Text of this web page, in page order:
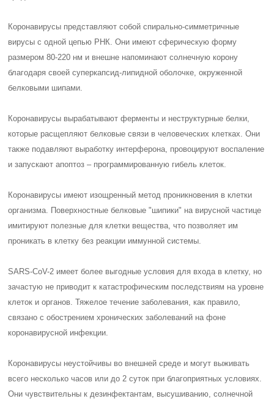
Коронавирусы представляют собой спирально-симметричные
вирусы с одной цепью РНК. Они имеют сферическую форму
размером 80-220 нм и внешне напоминают солнечную корону
благодаря своей суперкапсид-липидной оболочке, окруженной
белковыми шипами.
Коронавирусы вырабатывают ферменты и неструктурные белки,
которые расщепляют белковые связи в человеческих клетках. Они
также подавляют выработку интерферона, провоцируют воспаление
и запускают апоптоз – программированную гибель клеток.
Коронавирусы имеют изощренный метод проникновения в клетки
организма. Поверхностные белковые "шипики" на вирусной частице
имитируют полезные для клетки вещества, что позволяет им
проникать в клетку без реакции иммунной системы.
SARS-CoV-2 имеет более выгодные условия для входа в клетку, но
зачастую не приводит к катастрофическим последствиям на уровне
клеток и органов. Тяжелое течение заболевания, как правило,
связано с обострением хронических заболеваний на фоне
коронавирусной инфекции.
Коронавирусы неустойчивы во внешней среде и могут выживать
всего несколько часов или до 2 суток при благоприятных условиях.
Они чувствительны к дезинфектантам, высушиванию, солнечной